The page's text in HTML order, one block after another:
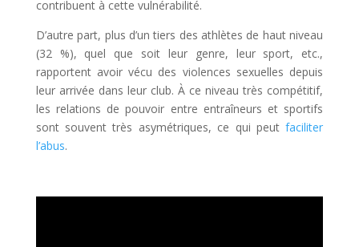
contribuent à cette vulnérabilité.
D’autre part, plus d’un tiers des athlètes de haut niveau
(32 %), quel que soit leur genre, leur sport, etc.,
rapportent avoir vécu des violences sexuelles depuis
leur arrivée dans leur club. À ce niveau très compétitif,
les relations de pouvoir entre entraîneurs et sportifs
sont souvent très asymétriques, ce qui peutfaciliter
l’abus.